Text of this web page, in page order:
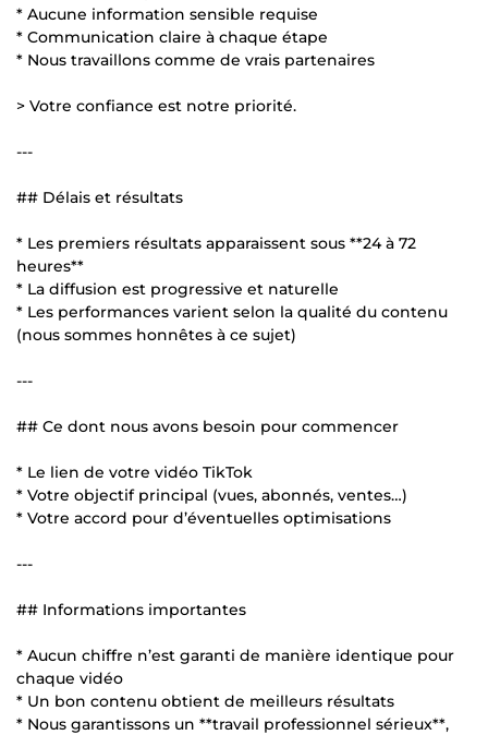
* Aucune information sensible requise
* Communication claire à chaque étape
* Nous travaillons comme de vrais partenaires
> Votre confiance est notre priorité.
---
## Délais et résultats
* Les premiers résultats apparaissent sous **24 à 72
heures**
* La diffusion est progressive et naturelle
* Les performances varient selon la qualité du contenu
(nous sommes honnêtes à ce sujet)
---
## Ce dont nous avons besoin pour commencer
* Le lien de votre vidéo TikTok
* Votre objectif principal (vues, abonnés, ventes…)
* Votre accord pour d’éventuelles optimisations
---
## Informations importantes
* Aucun chiffre n’est garanti de manière identique pour
chaque vidéo
* Un bon contenu obtient de meilleurs résultats
* Nous garantissons un **travail professionnel sérieux**,